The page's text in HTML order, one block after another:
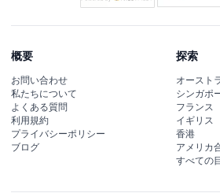
概要
お問い合わせ
私たちについて
よくある質問
利用規約
プライバシーポリシー
ブログ
探索
オースト
シンガポ
フランス
イギリス
香港
アメリカ
すべての